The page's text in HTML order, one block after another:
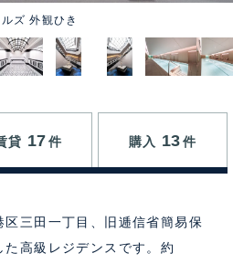
ズ 外観ひき
貸 17 件 購入 13 件
区三田一丁目、旧逓信省簡易保
た高級レジデンスです。約